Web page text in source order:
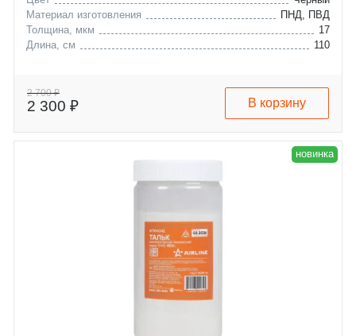
Материал изготовления
ПНД, ПВД
Толщина, мкм
17
Длина, см
110
2 700 ₽
2 300 ₽ В корзину
новинка